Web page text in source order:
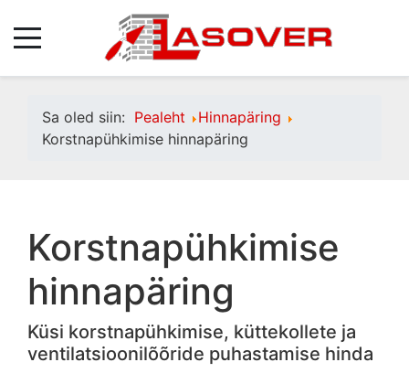
Sa oled siin: Pealeht
Hinnapäring
Korstnapühkimise hinnapäring
Korstnapühkimise
hinnapäring
Küsi korstnapühkimise, küttekollete ja
ventilatsioonilõõride puhastamise hinda